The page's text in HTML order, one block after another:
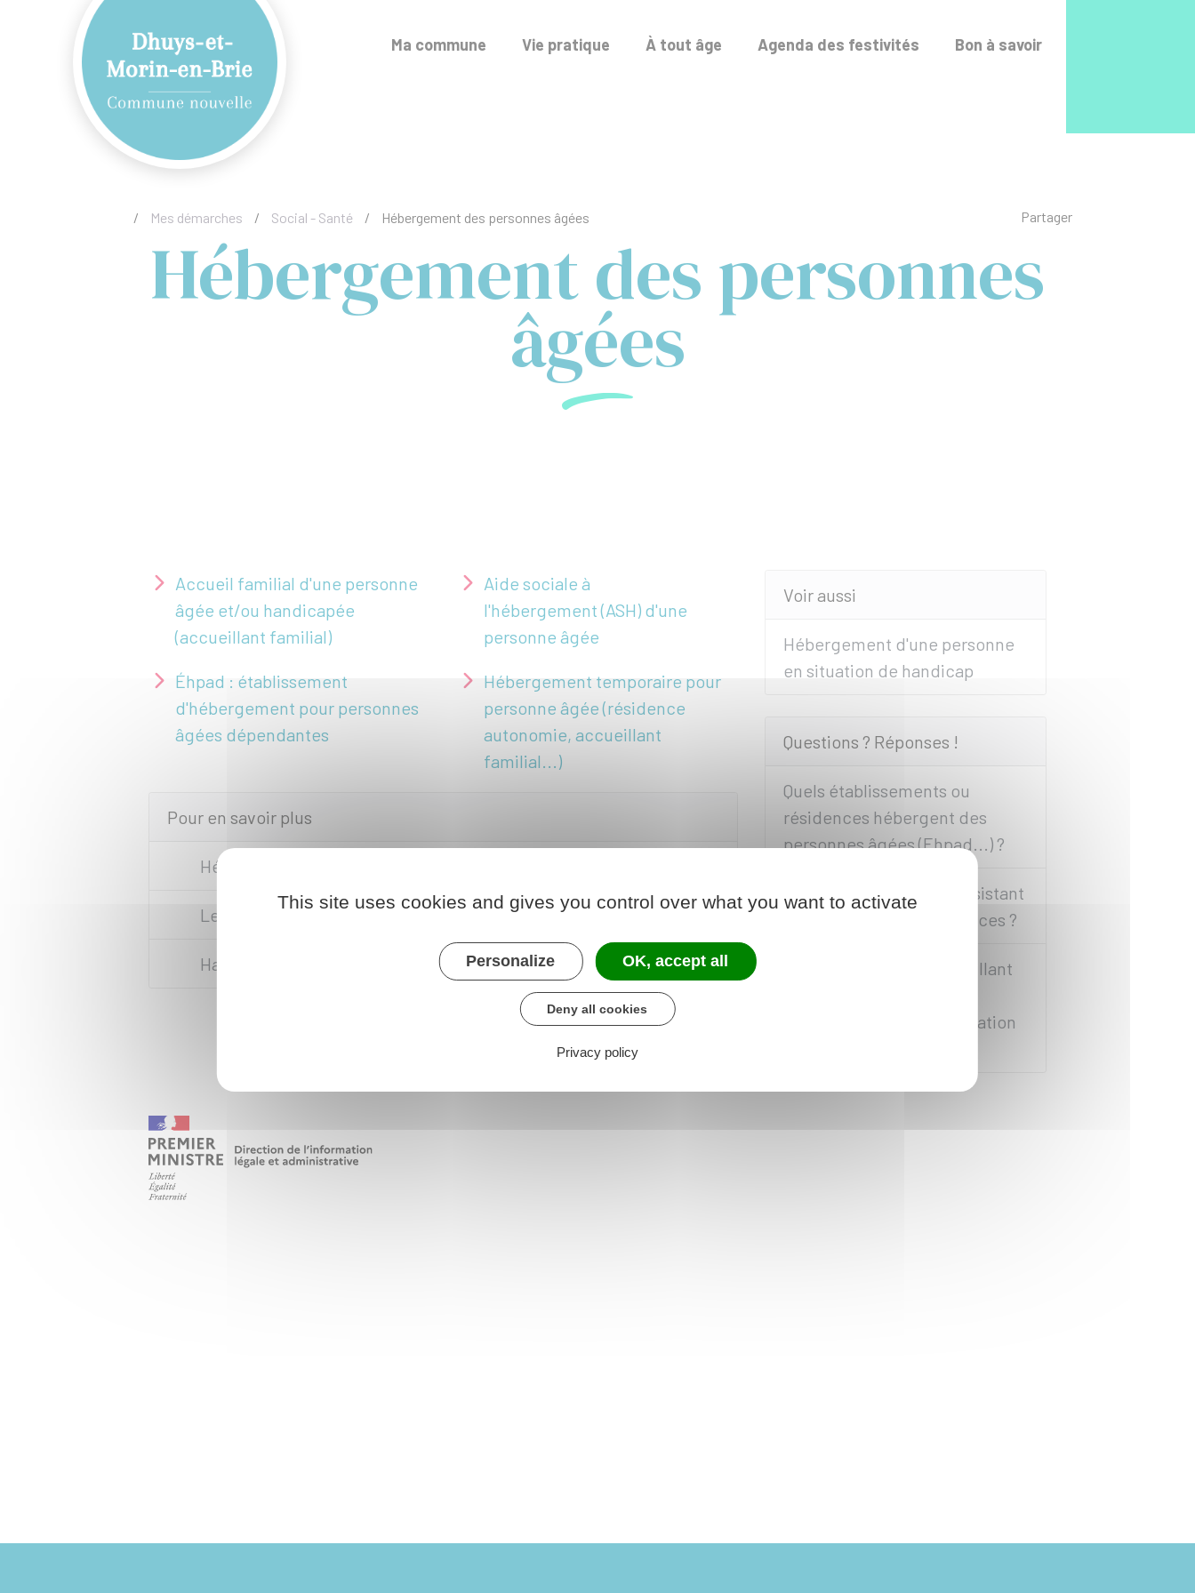
Ma commune Vie pratique À tout âge Agenda des festivités Bon à savoir
/ Mes démarches / Social - Santé / Hébergement des personnes âgées Partager
Hébergement des personnes
âgées
Accueil familial d'une personne
âgée et/ou handicapée
(accueillant familial)
Aide sociale à
l'hébergement (ASH) d'une
personne âgée
Éhpad : établissement
d'hébergement pour personnes
âgées dépendantes
Hébergement temporaire pour
personne âgée (résidence
autonomie, accueillant
familial...)
Pour en savoir plus
Héberger un proche âgé
Les résidences autonomie, pour qui ?
Habitat inclusif
Voir aussi
Hébergement d'une personne
en situation de handicap
Questions ? Réponses !
Quels établissements ou
résidences hébergent des
personnes âgées (Ehpad...) ?
Accueillant familial et assistant
familial : quelles différences ?
Comment devenir accueillant
personne âgée ou en situation
This site uses cookies and gives you control over what you want to activate
Personalize OK, accept all
Deny all cookies
Privacy policy